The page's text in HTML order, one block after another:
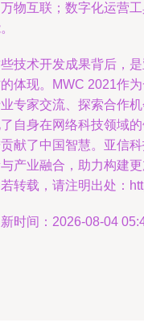
物互联；数字化运营
技术开发成果背后，
体现。MWC 2021作
专家交流、探索合作
自身在网络科技领域
献了中国智慧。亚信
产业融合，助力构建
转载，请注明出处：
时间：2026-08-04